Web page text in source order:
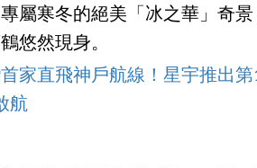
屬寒冬的絕美「冰之華」奇
悠然現身。
家直飛神戶航線！星宇推出
航